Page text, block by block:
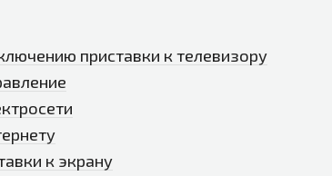
приставки к телевизору
к экрану